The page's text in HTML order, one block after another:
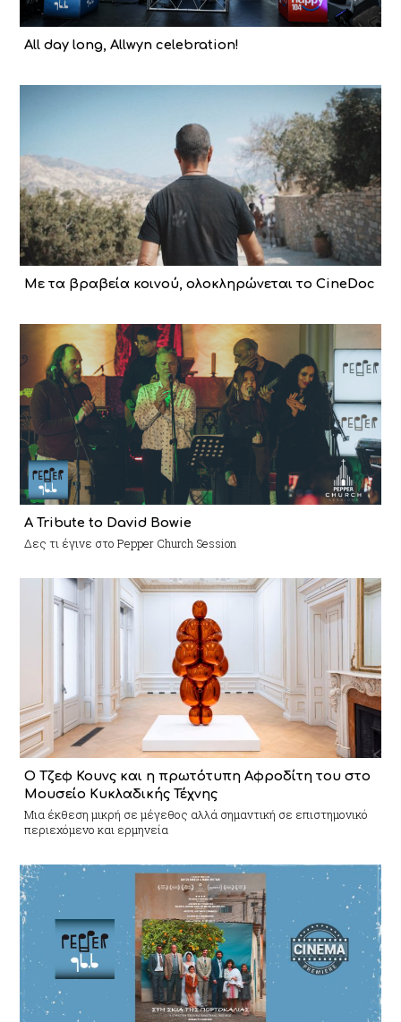
All day long, Allwyn celebration!
Με τα βραβεία κοινού, ολοκληρώνεται το CineDoc
A Tribute to David Bowie
Δες τι έγινε στο Pepper Church Session
Ο Τζεφ Κουνς και η πρωτότυπη Αφροδίτη του στο
Μουσείο Κυκλαδικής Τέχνης
Mια έκθεση μικρή σε μέγεθος αλλά σημαντική σε επιστημονικό
περιεχόμενο και ερμηνεία